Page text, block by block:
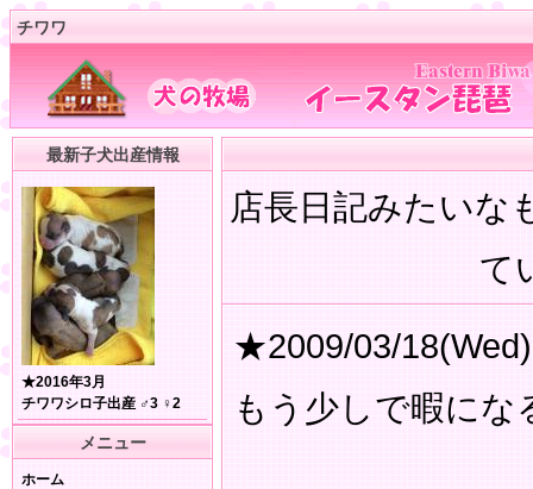
チワワ
最新子犬出産情報
★2016年3月
チワワシロ子出産 ♂3 ♀2
メニュー
ホーム
店長日記みたいな
て
★2009/03/18(Wed)
もう少しで暇にな